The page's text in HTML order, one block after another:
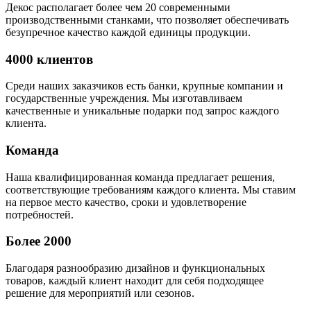
Декос располагает более чем 20 современными
производственными станками, что позволяет обеспечивать
безупречное качество каждой единицы продукции.
4000 клиентов
Среди наших заказчиков есть банки, крупные компании и
государственные учреждения. Мы изготавливаем
качественные и уникальные подарки под запрос каждого
клиента.
Команда
Наша квалифицированная команда предлагает решения,
соответствующие требованиям каждого клиента. Мы ставим
на первое место качество, сроки и удовлетворение
потребностей.
Более 2000
Благодаря разнообразию дизайнов и функциональных
товаров, каждый клиент находит для себя подходящее
решение для мероприятий или сезонов.